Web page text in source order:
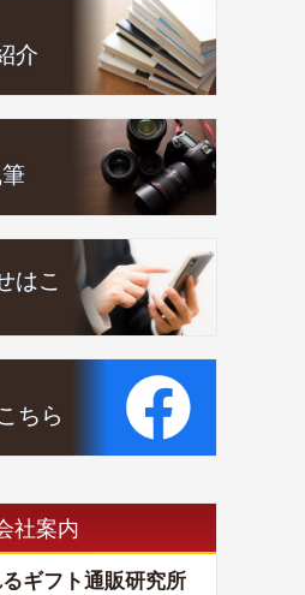
介
はこ
ちら
社案内
ギフト通販研究所